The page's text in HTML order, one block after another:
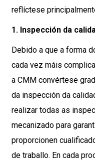
reflíctese
1. Inspección da
Debido a que a forma
cada vez máis
a CMM convértese
da inspección da
realizar todas as
mecanizado para
proporcionen
de traballo. En cada